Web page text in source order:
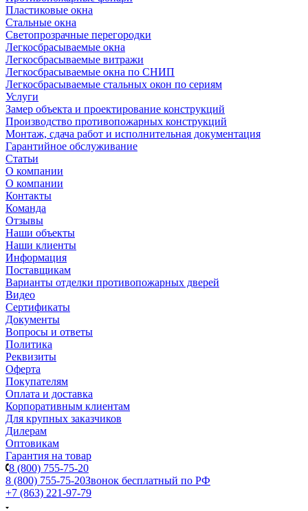
Пластиковые окна
Стальные окна
Светопрозрачные перегородки
Легкосбрасываемые окна
Легкосбрасываемые витражи
Легкосбрасываемые окна по СНИП
Легкосбрасываемые стальных окон по сериям
Услуги
Замер объекта и проектирование конструкций
Производство противопожарных конструкций
Монтаж, сдача работ и исполнительная документация
Гарантийное обслуживание
Статьи
О компании
О компании
Контакты
Команда
Отзывы
Наши объекты
Наши клиенты
Информация
Поставщикам
Варианты отделки противопожарных дверей
Видео
Сертификаты
Документы
Вопросы и ответы
Политика
Реквизиты
Оферта
Покупателям
Оплата и доставка
Корпоративным клиентам
Для крупных заказчиков
Дилерам
Оптовикам
Гарантия на товар
8 (800) 755-75-20
8 (800) 755-75-20Звонок бесплатный по РФ
+7 (863) 221-97-79